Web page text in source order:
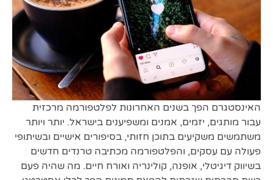
האינסטגרם הפך בשנים האחרונות לפלטפורמה מרכזית
עבור מותגים, יזמים, אמנים ומשפיענים בישראל. יותר ויותר
משתמשים משקיעים בתוכן חזותי, בסיפורים אישיים ובשיתופי
פעולה עם עסקים, והפלטפורמה מכתיבה טרנדים חדשים
בשיווק דיגיטלי, אופנה, קולינריה ואורח חיים. מה שהיה פעם